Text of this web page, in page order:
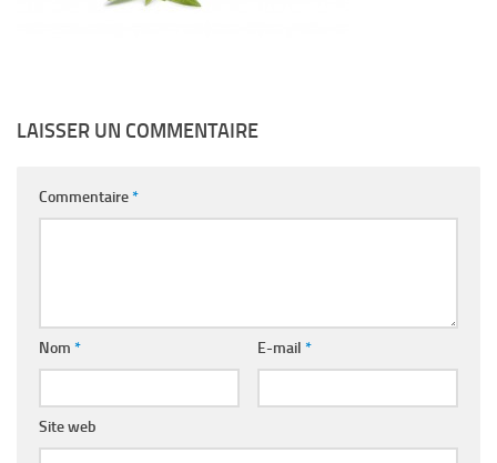
LAISSER UN COMMENTAIRE
Commentaire*
Nom * E-mail *
Site web